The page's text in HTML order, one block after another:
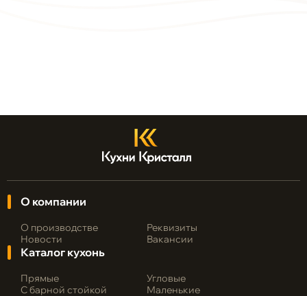
О компании
О производстве
Реквизиты
Новости
Вакансии
Каталог кухонь
Прямые
Угловые
С барной стойкой
Маленькие